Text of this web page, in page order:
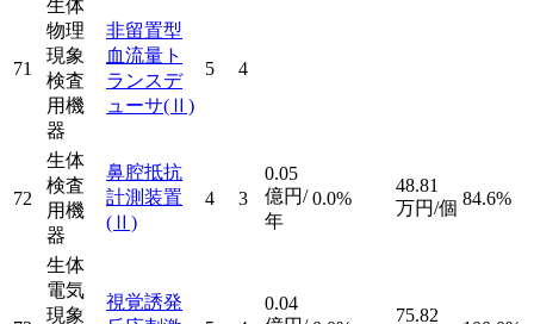
71
生体
物理
現象
検査
用機
器
非留置型
血流量ト
ランスデ
ューサ(Ⅱ)
5 4
72
生体
検査
用機
器
鼻腔抵抗
計測装置
(Ⅱ)
4 3
0.05
億円/
年
0.0%
48.81
万円/個 84.6%
生体
電気
現象
視覚誘発
0.04
75.82